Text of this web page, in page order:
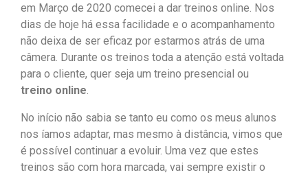
em Março de 2020 comecei a dar treinos online. Nos
dias de hoje há essa facilidade e o acompanhamento
não deixa de ser eficaz por estarmos atrás de uma
câmera. Durante os treinos toda a atenção está voltada
para o cliente, quer seja um treino presencial ou
treino online.
No início não sabia se tanto eu como os meus alunos
nos íamos adaptar, mas mesmo à distância, vimos que
é possível continuar a evoluir. Uma vez que estes
treinos são com hora marcada, vai sempre existir o